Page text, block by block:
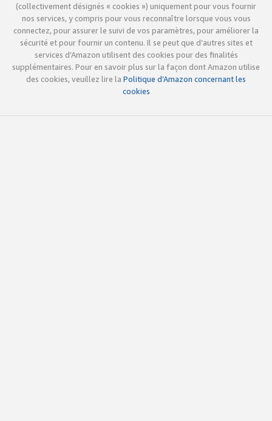
(collectivement désignés « cookies ») uniquement pour vous fournir
nos services, y compris pour vous reconnaître lorsque vous vous
connectez, pour assurer le suivi de vos paramètres, pour améliorer la
sécurité et pour fournir un contenu. Il se peut que d’autres sites et
services d’Amazon utilisent des cookies pour des finalités
supplémentaires. Pour en savoir plus sur la façon dont Amazon utilise
des cookies, veuillez lire la Politique d’Amazon concernant les
cookies